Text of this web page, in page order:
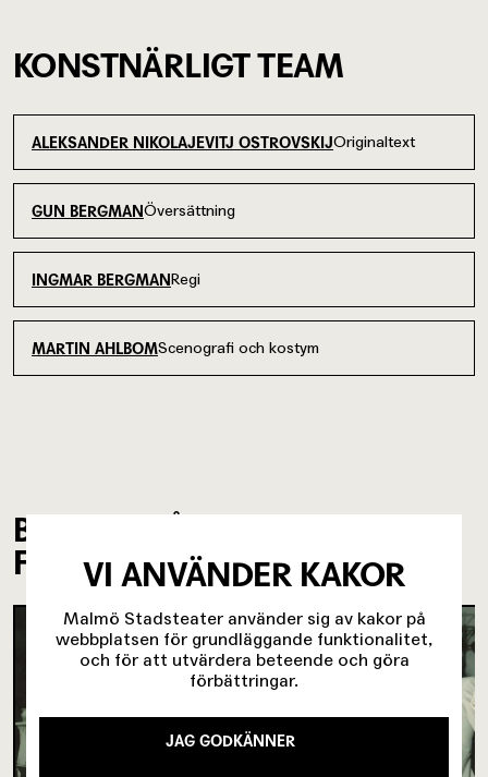
KONSTNÄRLIGT TEAM
ALEKSANDER NIKOLAJEVITJ OSTROVSKIJOriginaltext
GUN BERGMANÖversättning
INGMAR BERGMANRegi
MARTIN AHLBOMScenografi och kostym
BILDER FRÅN
FÖRESTÄLLNINGEN
VI ANVÄNDER KAKOR
Malmö Stadsteater använder sig av kakor på
webbplatsen för grundläggande funktionalitet,
och för att utvärdera beteende och göra
förbättringar.
JAG GODKÄNNER